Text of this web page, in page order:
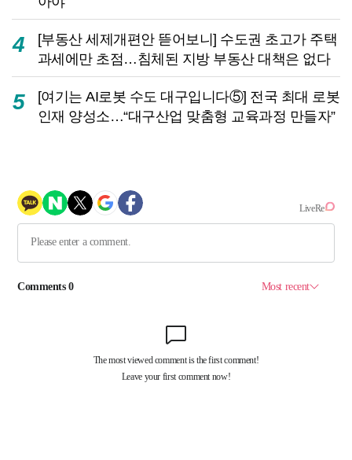
4
[부동산 세제개편안 뜯어보니] 수도권 초고가 주택
과세에만 초점…침체된 지방 부동산 대책은 없다
5
[여기는 AI로봇 수도 대구입니다⑤] 전국 최대 로봇
인재 양성소…“대구산업 맞춤형 교육과정 만들자”